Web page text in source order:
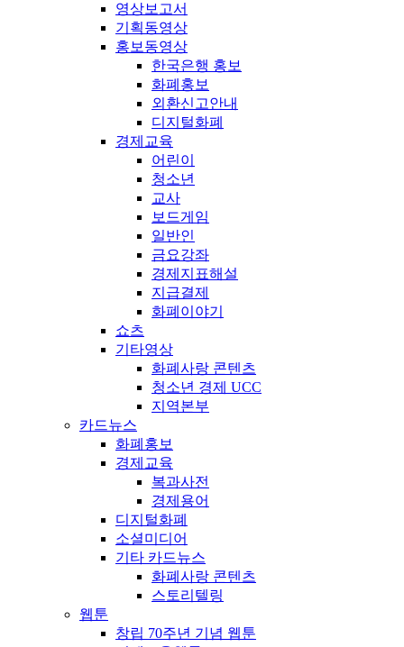
영상보고서
기획동영상
홍보동영상
한국은행 홍보
화폐홍보
외환신고안내
디지털화폐
경제교육
어린이
청소년
교사
보드게임
일반인
금요강좌
경제지표해설
지급결제
화폐이야기
쇼츠
기타영상
화폐사랑 콘텐츠
청소년 경제 UCC
지역본부
카드뉴스
화폐홍보
경제교육
복과사전
경제용어
디지털화폐
소셜미디어
기타 카드뉴스
화폐사랑 콘텐츠
스토리텔링
웹툰
창립 70주년 기념 웹툰